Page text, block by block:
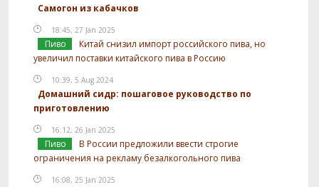
Самогон из кабачков
18:45, 27 Jan 2025
Пиво
Китай снизил импорт российского пива, но
увеличил поставки китайского пива в Россию
10:39, 5 Aug 2024
Домашний сидр: пошаговое руководство по
приготовлению
16:12, 26 Jan 2025
Пиво
В России предложили ввести строгие
ограничения на рекламу безалкогольного пива
16:08, 25 Jan 2025